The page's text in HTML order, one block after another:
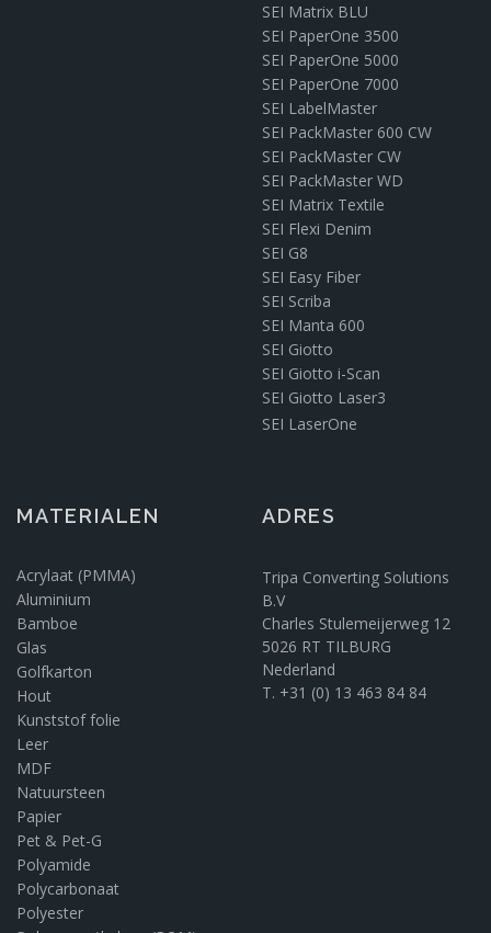
SEI Matrix BLU
SEI PaperOne 3500
SEI PaperOne 5000
SEI PaperOne 7000
SEI LabelMaster
SEI PackMaster 600 CW
SEI PackMaster CW
SEI PackMaster WD
SEI Matrix Textile
SEI Flexi Denim
SEI G8
SEI Easy Fiber
SEI Scriba
SEI Manta 600
SEI Giotto
SEI Giotto i-Scan
SEI Giotto Laser3
SEI LaserOne
MATERIALEN
Acrylaat (PMMA)
Aluminium
Bamboe
Glas
Golfkarton
Hout
Kunststof folie
Leer
MDF
Natuursteen
Papier
Pet & Pet-G
Polyamide
Polycarbonaat
Polyester
ADRES
Tripa Converting Solutions
B.V
Charles Stulemeijerweg 12
5026 RT TILBURG
Nederland
T. +31 (0) 13 463 84 84